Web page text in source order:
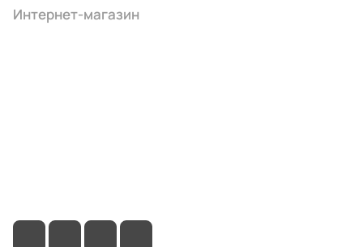
Интернет-магазин